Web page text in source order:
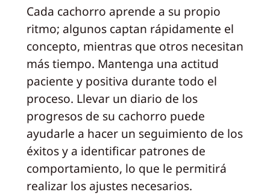
Cada cachorro aprende a su propio
ritmo; algunos captan rápidamente el
concepto, mientras que otros necesitan
más tiempo. Mantenga una actitud
paciente y positiva durante todo el
proceso. Llevar un diario de los
progresos de su cachorro puede
ayudarle a hacer un seguimiento de los
éxitos y a identificar patrones de
comportamiento, lo que le permitirá
realizar los ajustes necesarios.